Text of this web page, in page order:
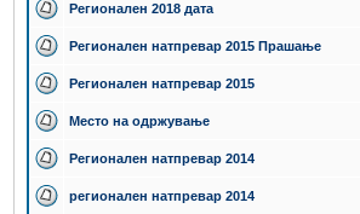
Регионален 2018 дата
Регионален натпревар 2015 Прашање
Регионален натпревар 2015
Место на одржување
Регионален натпревар 2014
регионален натпревар 2014